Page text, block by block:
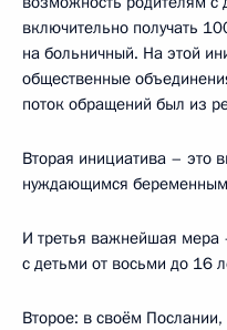
включительно получать
на больничный. На этой
общественные
поток обращений был из
Вторая инициатива – это
нуждающимся
И третья важнейшая
с детьми от восьми до 16
Второе: в своём